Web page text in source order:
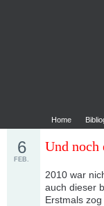
Home
Und noch
6
FEB.
2010 war
auch dieser
Erstmals